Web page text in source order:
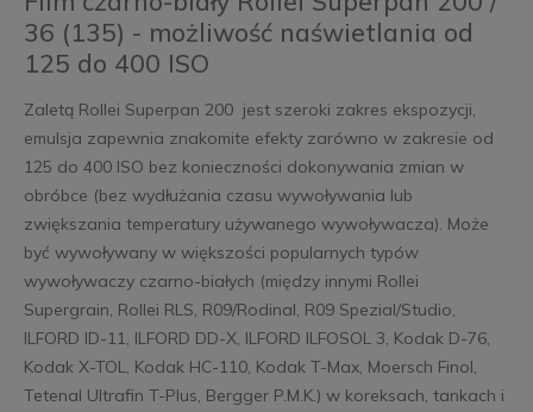
36 (135) - możliwość naświetlania od
125 do 400 ISO
Zaletą Rollei Superpan 200 jest szeroki zakres ekspozycji,
emulsja zapewnia znakomite efekty zarówno w zakresie od
125 do 400 ISO bez konieczności dokonywania zmian w
obróbce (bez wydłużania czasu wywoływania lub
zwiększania temperatury używanego wywoływacza). Może
być wywoływany w większości popularnych typów
wywoływaczy czarno-białych (między innymi Rollei
Supergrain, Rollei RLS, R09/Rodinal, R09 Spezial/Studio,
ILFORD ID-11, ILFORD DD-X, ILFORD ILFOSOL 3, Kodak D-76,
Kodak X-TOL, Kodak HC-110, Kodak T-Max, Moersch Finol,
Tetenal Ultrafin T-Plus, Bergger P.M.K.) w koreksach, tankach i